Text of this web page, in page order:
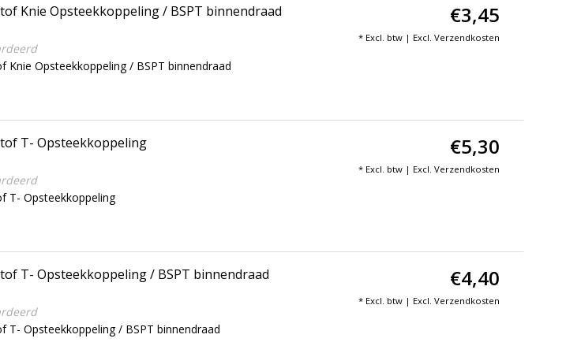
Knie Opsteekkoppeling / BSPT binnendraad
Knie Opsteekkoppeling / BSPT binnendraad
€3,45
* Excl. btw | Excl. Verzendkosten
T- Opsteekkoppeling
T- Opsteekkoppeling
€5,30
* Excl. btw | Excl. Verzendkosten
T- Opsteekkoppeling / BSPT binnendraad
T- Opsteekkoppeling / BSPT binnendraad
€4,40
* Excl. btw | Excl. Verzendkosten